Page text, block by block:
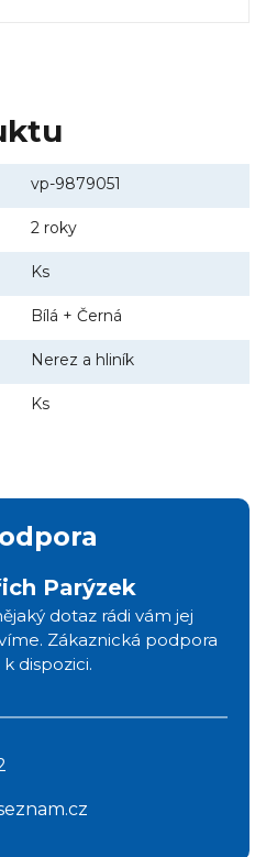
vp-9879051
2 roky
Ks
Bílá + Černá
Nerez a hliník
Ks
Parýzek
dotaz rádi vám jej
Zákaznická podpora
dispozici.